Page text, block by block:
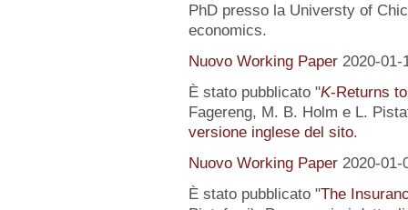
PhD presso la Universty of
economics.
Nuovo Working Paper 2020-01-
È stato pubblicato "K-Returns
Fagereng, M. B. Holm e L.
versione inglese del sito.
Nuovo Working Paper 2020-01-
È stato pubblicato "The